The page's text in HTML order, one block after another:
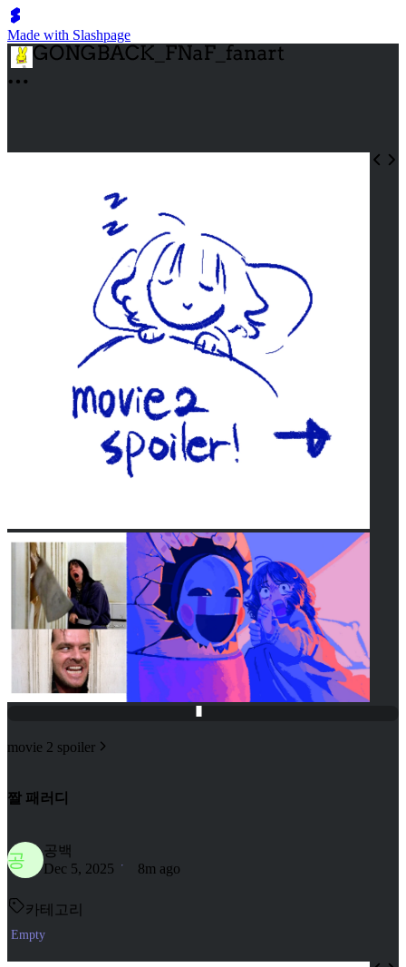
Made with Slashpage
movie 2 spoiler
짤 패러디
공
공백
Dec 5, 2025
8m ago
카테고리
Empty